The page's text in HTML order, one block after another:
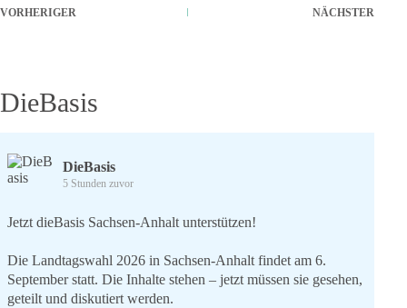
VORHERIGER NÄCHSTER
DieBasis
DieBasis
5 Stunden zuvor
Jetzt dieBasis Sachsen-Anhalt unterstützen!
Die Landtagswahl 2026 in Sachsen-Anhalt findet am 6.
September statt. Die Inhalte stehen – jetzt müssen sie gesehen,
geteilt und diskutiert werden.